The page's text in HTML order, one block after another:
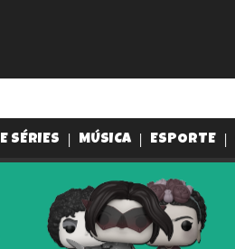
SÉRIES MÚSICA ESPORTE